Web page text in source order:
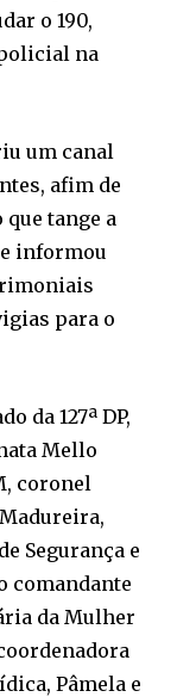
o 190,
na
um canal
afim de
tange a
informou
para o
da 127ª DP,
Mello
coronel
Segurança e
comandante
da Mulher
Pâmela e